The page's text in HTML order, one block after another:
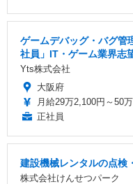
ゲームデバッグ・バグ管
社員」IT・ゲーム業界志
Yts株式会社
大阪府
月給29万2,100円～50
正社員
建設機械レンタルの点検
株式会社けんせつパーク